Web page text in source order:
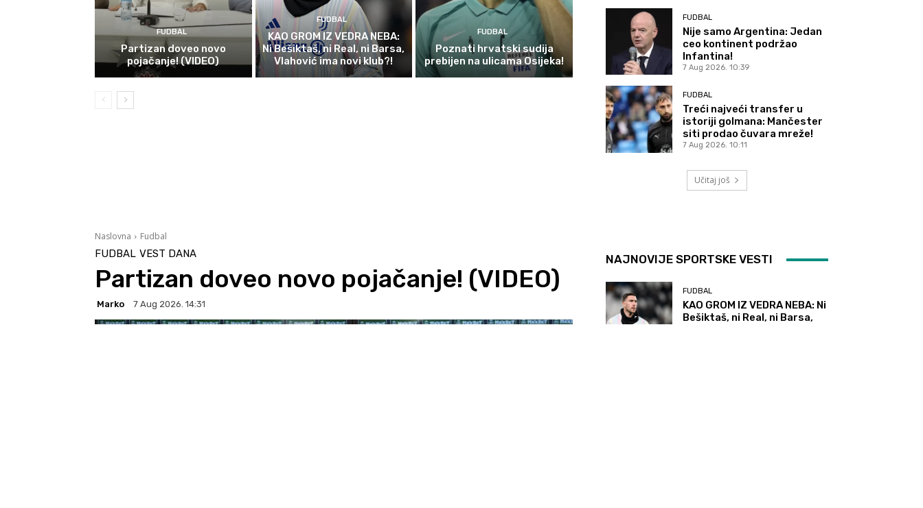
FUDBAL
Partizan doveo novo
pojačanje! (VIDEO)
FUDBAL
KAO GROM IZ VEDRA NEBA:
Ni Bešiktaš, ni Real, ni Barsa,
Vlahović ima novi klub?!
FUDBAL
Poznati hrvatski sudija
prebijen na ulicama Osijeka!
FUDBAL
Nije samo Argentina: Jedan
ceo kontinent podržao
Infantina!
7 Aug 2026. 10:39
FUDBAL
Treći najveći transfer u
istoriji golmana: Mančester
siti prodao čuvara mreže!
7 Aug 2026. 10:11
Učitaj još